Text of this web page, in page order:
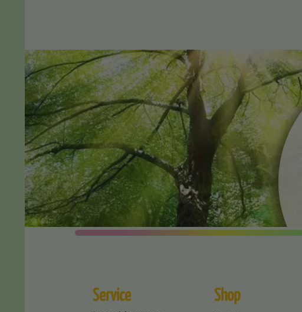
Service Shop